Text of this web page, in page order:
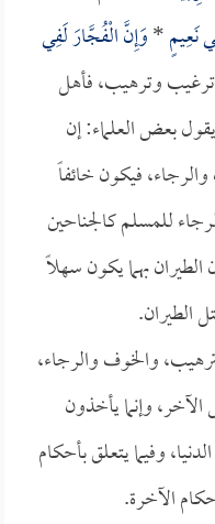
نَعِيمٍ*وَإِنَّ الْفُجَّارَ لَفِي
14]، وهذا ترغيب وترهيب، فأهل
بعض العلماء: إن
فيكون خائفاً
للمسلم كالجناحين
الطيران بهما يكون سهلاً
الطيران.
والخوف والرجاء،
وإنما يأخذون
وفيما يتعلق بأحكام
الآخرة.